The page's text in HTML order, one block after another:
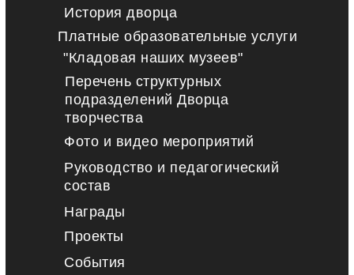
Платные образовательные услуги
Проекты
События
"Кладовая наших музеев"
История дворца
Перечень структурных
подразделений Дворца
творчества
Руководство и педагогический
состав
Фото и видео мероприятий
Награды